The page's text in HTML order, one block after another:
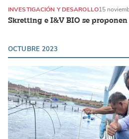
Skretting e I&V BIO se
INVESTIGACIÓN Y DESAROLLO15
OCTUBRE 2023